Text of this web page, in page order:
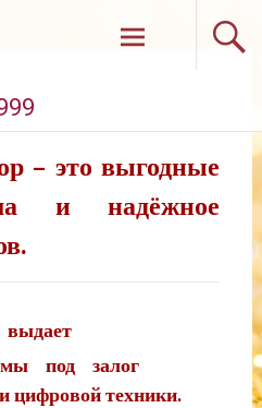
– это выгодные
и надёжное
под залог
цифровой техники.